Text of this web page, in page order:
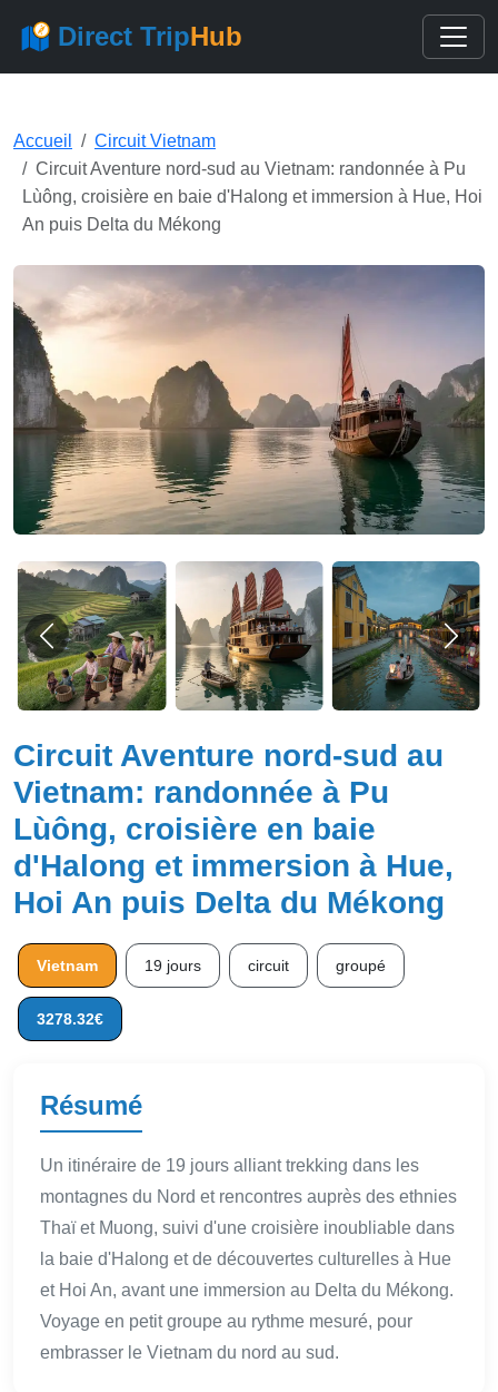
Direct TripHub
Accueil
Circuit Vietnam
Circuit Aventure nord-sud au Vietnam: randonnée à Pu
Lùông, croisière en baie d'Halong et immersion à Hue, Hoi
An puis Delta du Mékong
Circuit Aventure nord-sud au
Vietnam: randonnée à Pu
Lùông, croisière en baie
d'Halong et immersion à Hue,
Hoi An puis Delta du Mékong
Vietnam 19 jours circuit groupé
3278.32€
Résumé
Un itinéraire de 19 jours alliant trekking dans les
montagnes du Nord et rencontres auprès des ethnies
Thaï et Muong, suivi d'une croisière inoubliable dans
la baie d'Halong et de découvertes culturelles à Hue
et Hoi An, avant une immersion au Delta du Mékong.
Voyage en petit groupe au rythme mesuré, pour
embrasser le Vietnam du nord au sud.